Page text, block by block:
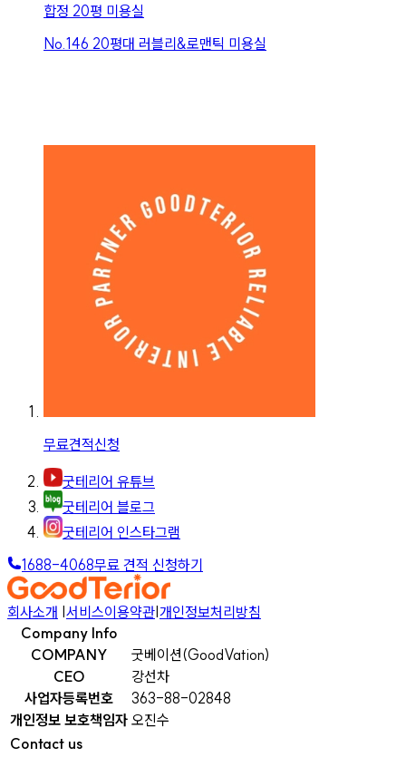
합정 20평 미용실
No. 146 20평대 러블리&로맨틱 미용실
무료견적신청
굿테리어 유튜브
굿테리어 블로그
굿테리어 인스타그램
1688-4068무료 견적 신청하기
회사소개 |서비스이용약관|개인정보처리방침
Company Info
COMPANY
굿베이션(GoodVation)
CEO
강선차
사업자등록번호
363-88-02848
개인정보 보호책임자 오진수
Contact us